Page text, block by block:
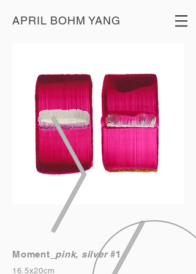
APRIL BOHM YANG
Moment_ pink, silver#1
16.5x20cm